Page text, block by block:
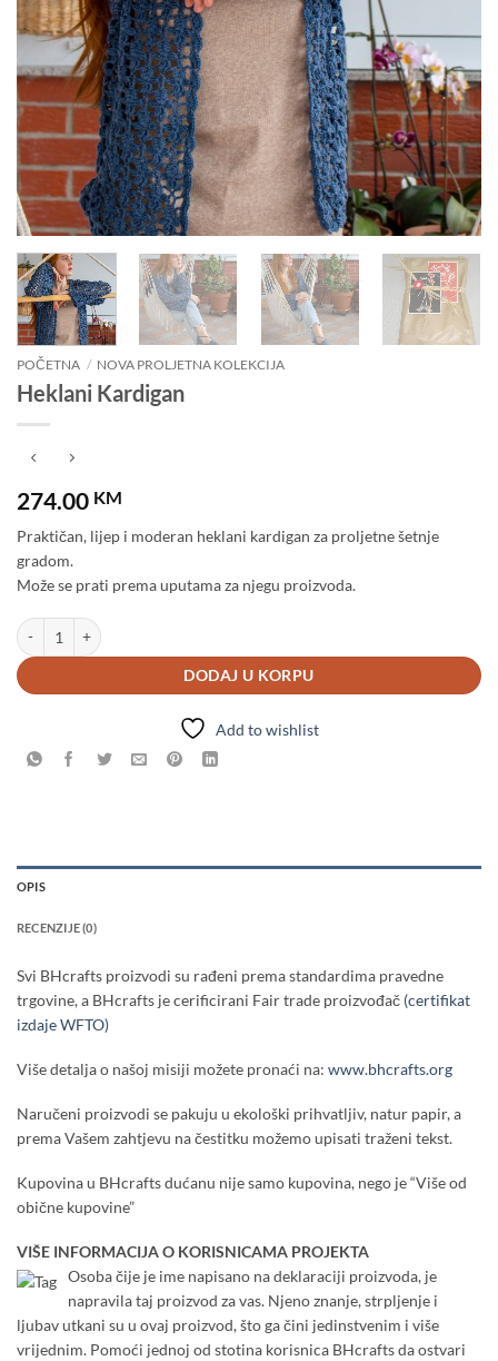
POČETNA / NOVA PROLJETNA KOLEKCIJA
Heklani Kardigan
274.00 KM
Praktičan, lijep i moderan heklani kardigan za proljetne šetnje
gradom.
Može se prati prema uputama za njegu proizvoda.
Heklani Kardigan količina
DODAJ U KORPU
Add to wishlist
OPIS
RECENZIJE (0)
Svi BHcrafts proizvodi su rađeni prema standardima pravedne
trgovine, a BHcrafts je cerificirani Fair trade proizvođač (certifikat
izdaje WFTO)
Više detalja o našoj misiji možete pronaći na: www.bhcrafts.org
Naručeni proizvodi se pakuju u ekološki prihvatljiv, natur papir, a
prema Vašem zahtjevu na čestitku možemo upisati traženi tekst.
Kupovina u BHcrafts dućanu nije samo kupovina, nego je “Više od
obične kupovine”
VIŠE INFORMACIJA O KORISNICAMA PROJEKTA
Osoba čije je ime napisano na deklaraciji proizvoda, je
napravila taj proizvod za vas. Njeno znanje, strpljenje i
ljubav utkani su u ovaj proizvod, što ga čini jedinstvenim i više
vrijednim. Pomoći jednoj od stotina korisnica BHcrafts da ostvari